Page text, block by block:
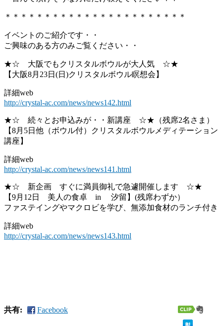
＊＊＊＊＊＊＊＊＊＊＊＊＊＊＊＊＊＊＊＊＊＊＊
イベントのご紹介です・・
ご興味のある方のみご覧ください・・
★☆ 大阪でもクリスタルボウルが大人気 ☆★
【大阪8月23日(日)クリスタルボウル瞑想会】
詳細web
http://crystal-ac.com/news/news142.html
★☆ 続々とお申込みが・・新講座 ☆★（残席2名さま）
【8月5日他（ボウル付）クリスタルボウルメディテーション
講座】
詳細web
http://crystal-ac.com/news/news141.html
★☆ 新企画 すぐに満員御礼で急遽開催します ☆★
【9月12日 美人の食卓 in 汐留】(残席わずか）
ファステイングやマクロビを学び、無添加食材のランチ付き
詳細web
http://crystal-ac.com/news/news143.html
共有: Facebook